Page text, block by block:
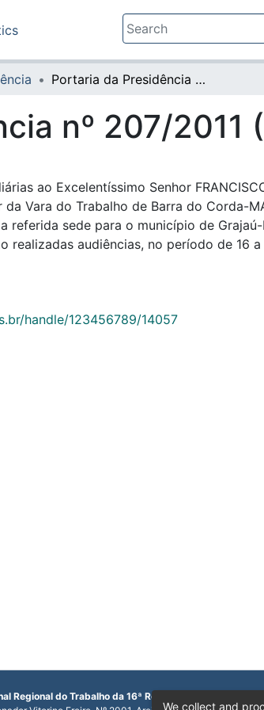
Portaria da Presidência nº 207/2011 (18102)
nº 207/2011
ao Excelentíssimo Senhor
da Vara do Trabalho de Barra do Corda-
referida sede para o município de Grajaú-
realizadas audiências, no período de 16 a
handle/123456789/14057
Regional do Trabalho da 16ª Região
We collect and